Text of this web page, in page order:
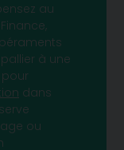
au
à une
dans
ou